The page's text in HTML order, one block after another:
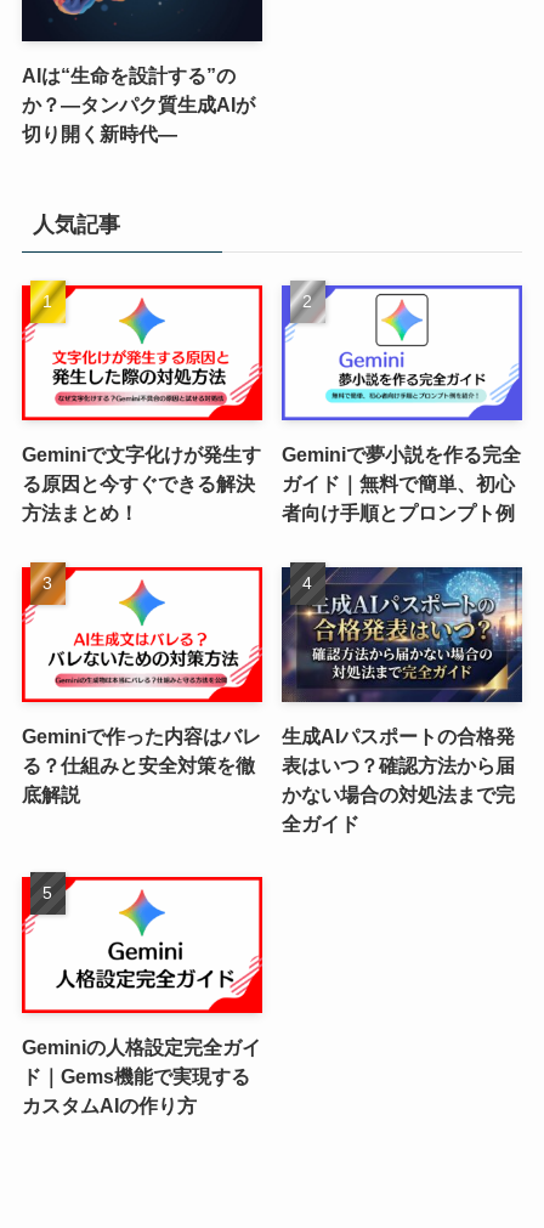
AIは“生命を設計する”の
か？―タンパク質生成AIが
切り開く新時代―
人気記事
Geminiで文字化けが発生す
る原因と今すぐできる解決
方法まとめ！
Geminiで夢小説を作る完全
ガイド｜無料で簡単、初心
者向け手順とプロンプト例
Geminiで作った内容はバレ
る？仕組みと安全対策を徹
底解説
生成AIパスポートの合格発
表はいつ？確認方法から届
かない場合の対処法まで完
全ガイド
Geminiの人格設定完全ガイ
ド｜Gems機能で実現する
カスタムAIの作り方